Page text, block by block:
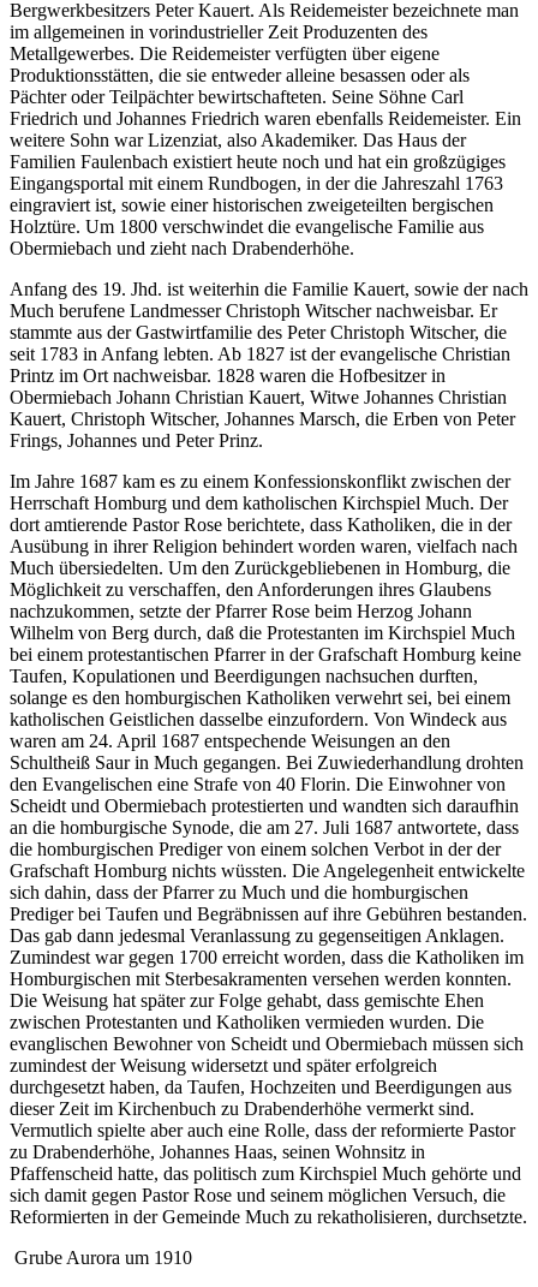
Bergwerkbesitzers Peter Kauert. Als Reidemeister bezeichnete man
im allgemeinen in vorindustrieller Zeit Produzenten des
Metallgewerbes. Die Reidemeister verfügten über eigene
Produktionsstätten, die sie entweder alleine besassen oder als
Pächter oder Teilpächter bewirtschafteten. Seine Söhne Carl
Friedrich und Johannes Friedrich waren ebenfalls Reidemeister. Ein
weitere Sohn war Lizenziat, also Akademiker. Das Haus der
Familien Faulenbach existiert heute noch und hat ein großzügiges
Eingangsportal mit einem Rundbogen, in der die Jahreszahl 1763
eingraviert ist, sowie einer historischen zweigeteilten bergischen
Holztüre. Um 1800 verschwindet die evangelische Familie aus
Obermiebach und zieht nach Drabenderhöhe.
Anfang des 19. Jhd. ist weiterhin die Familie Kauert, sowie der nach
Much berufene Landmesser Christoph Witscher nachweisbar. Er
stammte aus der Gastwirtfamilie des Peter Christoph Witscher, die
seit 1783 in Anfang lebten. Ab 1827 ist der evangelische Christian
Printz im Ort nachweisbar. 1828 waren die Hofbesitzer in
Obermiebach Johann Christian Kauert, Witwe Johannes Christian
Kauert, Christoph Witscher, Johannes Marsch, die Erben von Peter
Frings, Johannes und Peter Prinz.
Im Jahre 1687 kam es zu einem Konfessionskonflikt zwischen der
Herrschaft Homburg und dem katholischen Kirchspiel Much. Der
dort amtierende Pastor Rose berichtete, dass Katholiken, die in der
Ausübung in ihrer Religion behindert worden waren, vielfach nach
Much übersiedelten. Um den Zurückgebliebenen in Homburg, die
Möglichkeit zu verschaffen, den Anforderungen ihres Glaubens
nachzukommen, setzte der Pfarrer Rose beim Herzog Johann
Wilhelm von Berg durch, daß die Protestanten im Kirchspiel Much
bei einem protestantischen Pfarrer in der Grafschaft Homburg keine
Taufen, Kopulationen und Beerdigungen nachsuchen durften,
solange es den homburgischen Katholiken verwehrt sei, bei einem
katholischen Geistlichen dasselbe einzufordern. Von Windeck aus
waren am 24. April 1687 entspechende Weisungen an den
Schultheiß Saur in Much gegangen. Bei Zuwiederhandlung drohten
den Evangelischen eine Strafe von 40 Florin. Die Einwohner von
Scheidt und Obermiebach protestierten und wandten sich daraufhin
an die homburgische Synode, die am 27. Juli 1687 antwortete, dass
die homburgischen Prediger von einem solchen Verbot in der der
Grafschaft Homburg nichts wüssten. Die Angelegenheit entwickelte
sich dahin, dass der Pfarrer zu Much und die homburgischen
Prediger bei Taufen und Begräbnissen auf ihre Gebühren bestanden.
Das gab dann jedesmal Veranlassung zu gegenseitigen Anklagen.
Zumindest war gegen 1700 erreicht worden, dass die Katholiken im
Homburgischen mit Sterbesakramenten versehen werden konnten.
Die Weisung hat später zur Folge gehabt, dass gemischte Ehen
zwischen Protestanten und Katholiken vermieden wurden. Die
evanglischen Bewohner von Scheidt und Obermiebach müssen sich
zumindest der Weisung widersetzt und später erfolgreich
durchgesetzt haben, da Taufen, Hochzeiten und Beerdigungen aus
dieser Zeit im Kirchenbuch zu Drabenderhöhe vermerkt sind.
Vermutlich spielte aber auch eine Rolle, dass der reformierte Pastor
zu Drabenderhöhe, Johannes Haas, seinen Wohnsitz in
Pfaffenscheid hatte, das politisch zum Kirchspiel Much gehörte und
sich damit gegen Pastor Rose und seinem möglichen Versuch, die
Reformierten in der Gemeinde Much zu rekatholisieren, durchsetzte.
Grube Aurora um 1910